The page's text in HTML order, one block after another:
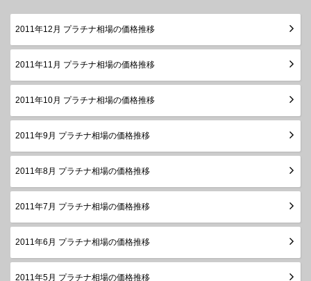
2011年12月 プラチナ相場の価格推移
2011年11月 プラチナ相場の価格推移
2011年10月 プラチナ相場の価格推移
2011年9月 プラチナ相場の価格推移
2011年8月 プラチナ相場の価格推移
2011年7月 プラチナ相場の価格推移
2011年6月 プラチナ相場の価格推移
2011年5月 プラチナ相場の価格推移